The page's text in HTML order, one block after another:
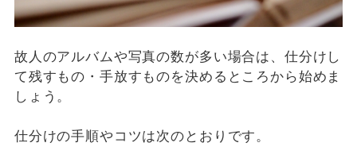
故人のアルバムや写真の数が多い場合は、仕分けし
て残すもの・手放すものを決めるところから始めま
しょう。
仕分けの手順やコツは次のとおりです。